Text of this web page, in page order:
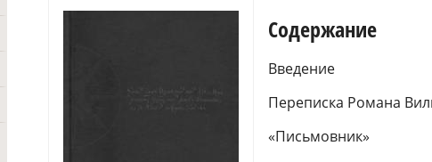
Содержание
Введение
Переписка Романа
«Письмовник»